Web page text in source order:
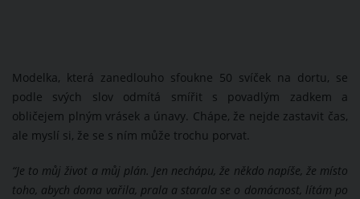
Modelka, která zanedlouho sfoukne 50 svíček na dortu, se
podle svých slov odmítá smířit s povadlým zadkem a
obličejem plným vrásek a únavy. Chápe, že nejde zastavit čas,
ale myslí si, že se s ním může trochu porvat.
“Je to můj život a můj plán. Jen nechápu, že někdo napíše, že místo
toho, abych doma vařila, prala a starala se o domácnost, lítám po